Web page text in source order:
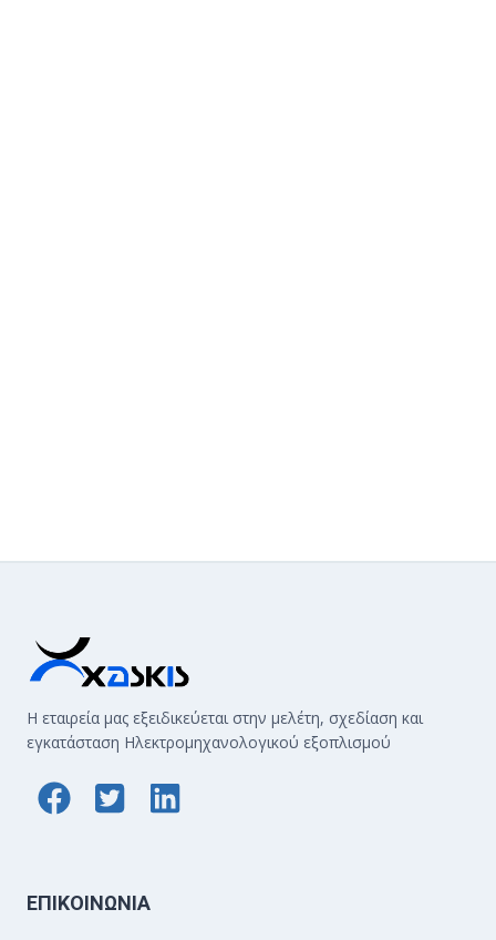
Η εταιρεία μας εξειδικεύεται στην μελέτη, σχεδίαση και
εγκατάσταση Ηλεκτρομηχανολογικού εξοπλισμού
EΠΙΚΟΙΝΩΝΙΑ